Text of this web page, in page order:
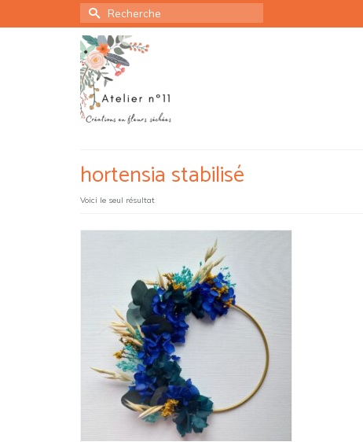
Rechercher :
hortensia stabilisé
Voici le seul résultat